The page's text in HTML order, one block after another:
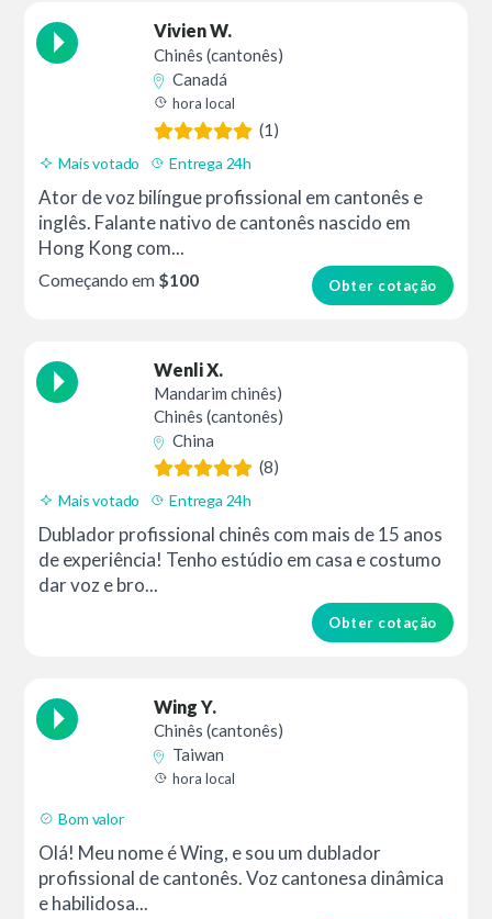
Vivien W.
Chinês (cantonês)
Canadá
hora local
(1)
Mais votado Entrega 24h
Ator de voz bilíngue profissional em cantonês e
inglês. Falante nativo de cantonês nascido em
Hong Kong com...
Obter cotação
Começando em $100
Wenli X.
Mandarim chinês)
Chinês (cantonês)
China
(8)
Mais votado Entrega 24h
Dublador profissional chinês com mais de 15 anos
de experiência! Tenho estúdio em casa e costumo
dar voz e bro...
Obter cotação
Wing Y.
Chinês (cantonês)
Taiwan
hora local
Bom valor
Olá! Meu nome é Wing, e sou um dublador
profissional de cantonês. Voz cantonesa dinâmica
e habilidosa...